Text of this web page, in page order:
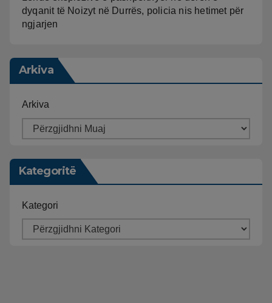
dyqanit të Noizyt në Durrës, policia nis hetimet për
ngjarjen
Arkiva
Arkiva
Kategoritë
Kategori